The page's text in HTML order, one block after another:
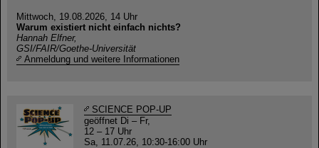
Mittwoch, 19.08.2026, 14 Uhr
Warum existiert nicht einfach nichts?
Hannah Elfner,
GSI/FAIR/Goethe-Universität
Anmeldung und weitere Informationen
SCIENCE POP-UP
geöffnet Di – Fr,
12 – 17 Uhr
Sa, 11.07.26, 10:30-16:00 Uhr